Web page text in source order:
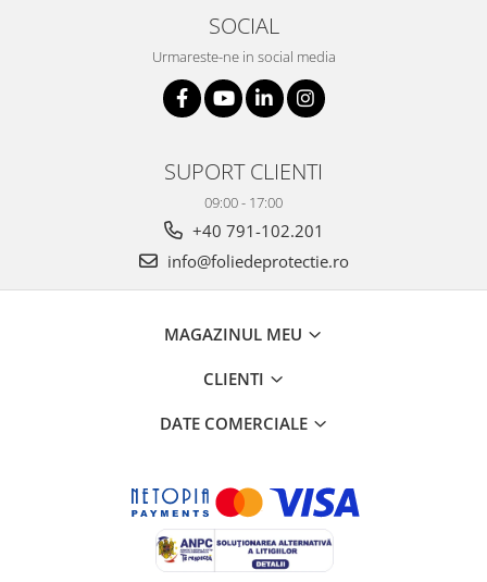
SOCIAL
Urmareste-ne in social media
SUPORT CLIENTI
09:00 - 17:00
+40 791-102.201
info@foliedeprotectie.ro
MAGAZINUL MEU
CLIENTI
DATE COMERCIALE